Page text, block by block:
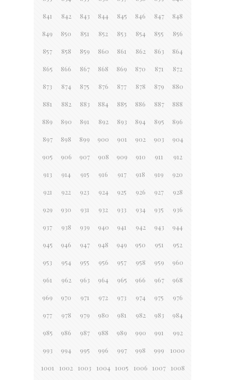
841 842 843 844 845 846 847 848
849 850 851 852 853 854 855 856
857 858 859 860 861 862 863 864
865 866 867 868 869 870 871 872
873 874 875 876 877 878 879 880
881 882 883 884 885 886 887 888
889 890 891 892 893 894 895 896
897 898 899 900 901 902 903 904
905 906 907 908 909 910 911 912
913 914 915 916 917 918 919 920
921 922 923 924 925 926 927 928
929 930 931 932 933 934 935 936
937 938 939 940 941 942 943 944
945 946 947 948 949 950 951 952
953 954 955 956 957 958 959 960
961 962 963 964 965 966 967 968
969 970 971 972 973 974 975 976
977 978 979 980 981 982 983 984
985 986 987 988 989 990 991 992
993 994 995 996 997 998 999 1000
1001 1002 1003 1004 1005 1006 1007 1008